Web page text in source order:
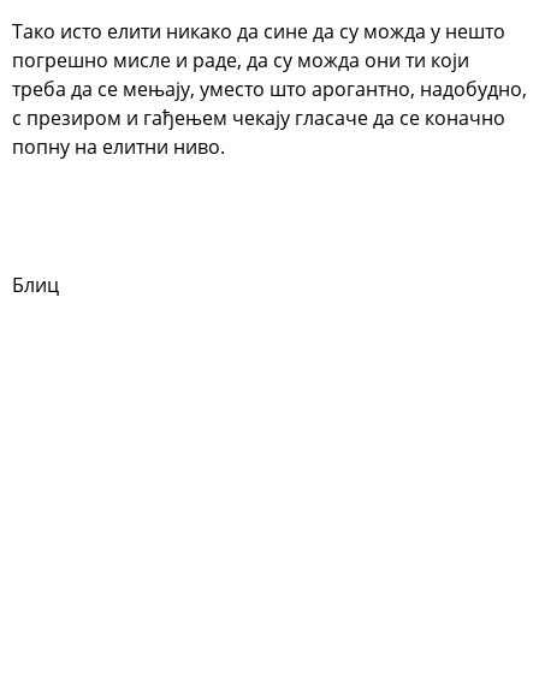
Тако исто елити никако да сине да су можда у нешто
погрешно мисле и раде, да су можда они ти који
треба да се мењају, уместо што арогантно, надобудно,
с презиром и гађењем чекају гласаче да се коначно
попну на елитни ниво.
Блиц